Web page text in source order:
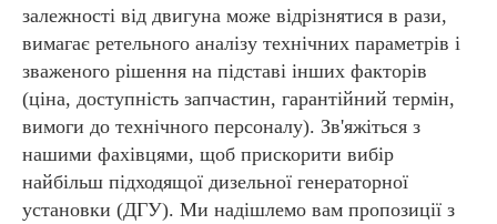
залежності від двигуна може відрізнятися в рази,
вимагає ретельного аналізу технічних параметрів і
зваженого рішення на підставі інших факторів
(ціна, доступність запчастин, гарантійний термін,
вимоги до технічного персоналу). Зв'яжіться з
нашими фахівцями, щоб прискорити вибір
найбільш підходящої дизельної генераторної
установки (ДГУ). Ми надішлемо вам пропозиції з